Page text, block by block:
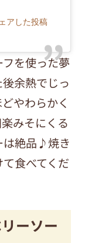
アした投稿
を使った夢
余熱でじっ
やわらかく
みそにくる
は絶品♪焼き
食べてくだ
ーソー